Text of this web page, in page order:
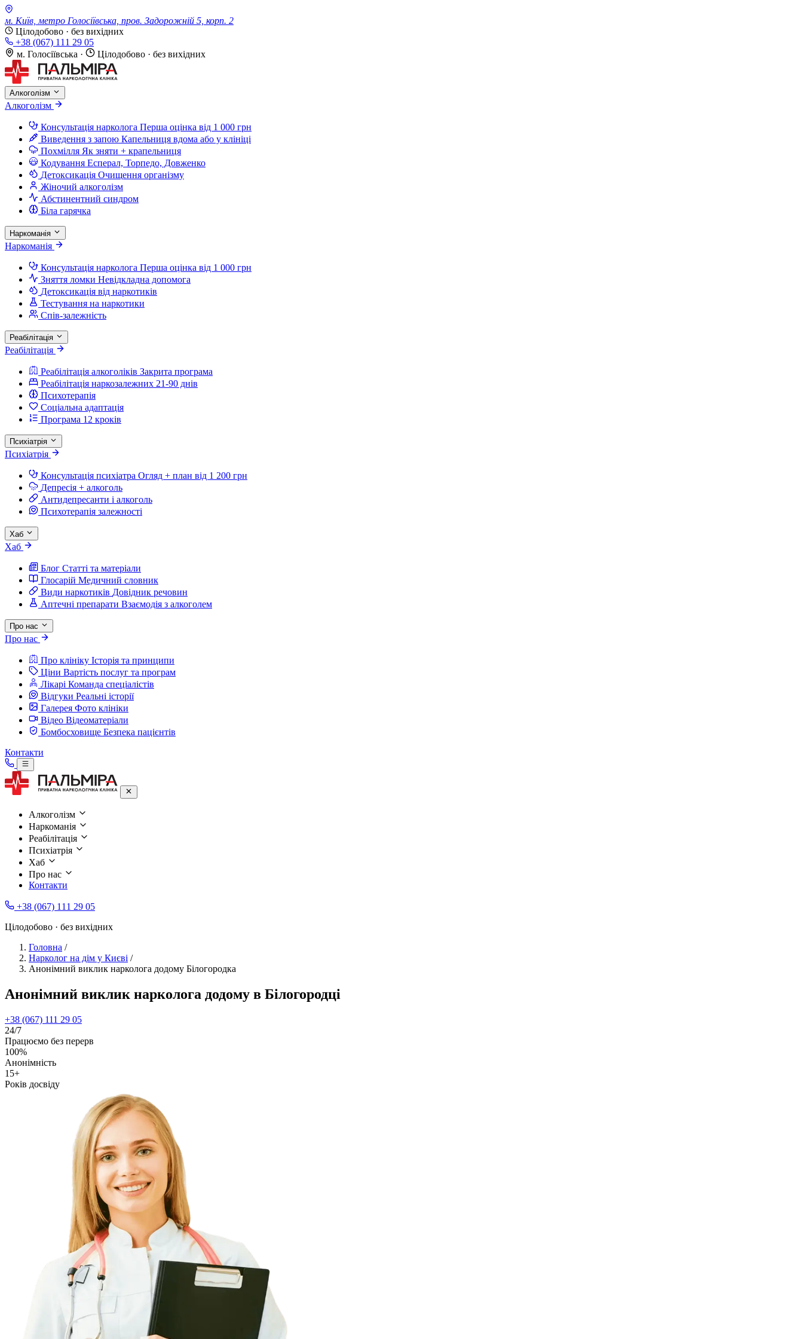
м. Київ, метро Голосіївська, пров. Задорожній 5, корп. 2
Цілодобово · без вихідних
+38 (067) 111 29 05
м. Голосіївська · Цілодобово · без вихідних
Алкоголізм
Алкоголізм
Консультація нарколога Перша оцінка від 1 000 грн
Виведення з запою Капельниця вдома або у клініці
Похмілля Як зняти + крапельниця
Кодування Есперал, Торпедо, Довженко
Детоксикація Очищення організму
Жіночий алкоголізм
Абстинентний синдром
Біла гарячка
Наркоманія
Наркоманія
Консультація нарколога Перша оцінка від 1 000 грн
Зняття ломки Невідкладна допомога
Детоксикація від наркотиків
Тестування на наркотики
Спів-залежність
Реабілітація
Реабілітація
Реабілітація алкоголіків Закрита програма
Реабілітація наркозалежних 21-90 днів
Психотерапія
Соціальна адаптація
Програма 12 кроків
Психіатрія
Психіатрія
Консультація психіатра Огляд + план від 1 200 грн
Депресія + алкоголь
Антидепресанти і алкоголь
Психотерапія залежності
Хаб
Хаб
Блог Статті та матеріали
Глосарій Медичний словник
Види наркотиків Довідник речовин
Аптечні препарати Взаємодія з алкоголем
Про нас
Про нас
Про клініку Історія та принципи
Ціни Вартість послуг та програм
Лікарі Команда спеціалістів
Відгуки Реальні історії
Галерея Фото клініки
Відео Відеоматеріали
Бомбосховище Безпека пацієнтів
Контакти
Алкоголізм
Наркоманія
Реабілітація
Психіатрія
Хаб
Про нас
Контакти
+38 (067) 111 29 05
Цілодобово · без вихідних
Головна /
Нарколог на дім у Києві /
Анонімний виклик нарколога додому Білогородка
Анонімний виклик нарколога додому в Білогородці
+38 (067) 111 29 05
24/7
Працюємо без перерв
100%
Анонімність
15+
Років досвіду